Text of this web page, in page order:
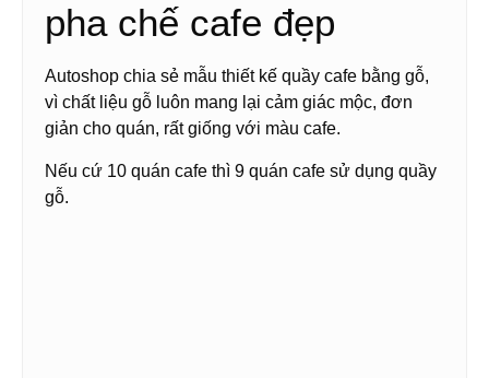
pha chế cafe đẹp
Autoshop chia sẻ mẫu thiết kế quầy cafe bằng gỗ,
vì chất liệu gỗ luôn mang lại cảm giác mộc, đơn
giản cho quán, rất giống với màu cafe.
Nếu cứ 10 quán cafe thì 9 quán cafe sử dụng quầy
gỗ.